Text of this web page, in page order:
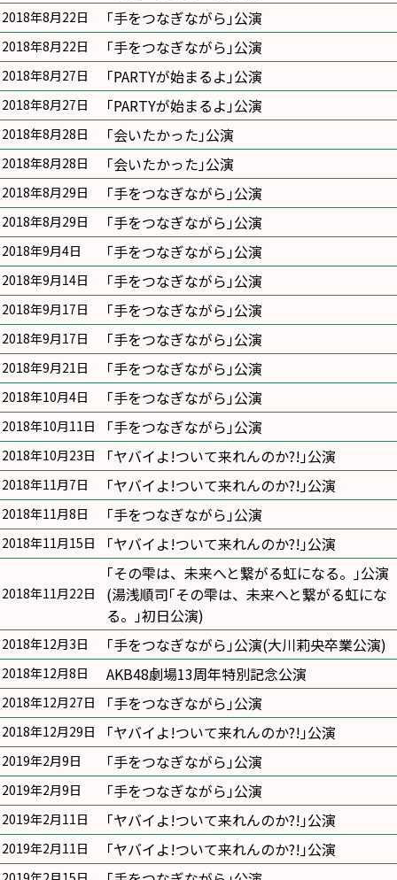
2018年8月22日 ｢手をつなぎながら｣公演
2018年8月22日 ｢手をつなぎながら｣公演
2018年8月27日 ｢PARTYが始まるよ｣公演
2018年8月27日 ｢PARTYが始まるよ｣公演
2018年8月28日 ｢会いたかった｣公演
2018年8月28日 ｢会いたかった｣公演
2018年8月29日 ｢手をつなぎながら｣公演
2018年8月29日 ｢手をつなぎながら｣公演
2018年9月4日 ｢手をつなぎながら｣公演
2018年9月14日 ｢手をつなぎながら｣公演
2018年9月17日 ｢手をつなぎながら｣公演
2018年9月17日 ｢手をつなぎながら｣公演
2018年9月21日 ｢手をつなぎながら｣公演
2018年10月4日 ｢手をつなぎながら｣公演
2018年10月11日 ｢手をつなぎながら｣公演
2018年10月23日 ｢ヤバイよ!ついて来れんのか?!｣公演
2018年11月7日 ｢ヤバイよ!ついて来れんのか?!｣公演
2018年11月8日 ｢手をつなぎながら｣公演
2018年11月15日 ｢ヤバイよ!ついて来れんのか?!｣公演
2018年11月22日
｢その雫は、未来へと繋がる虹になる。｣公演
(湯浅順司｢その雫は、未来へと繋がる虹にな
る。｣初日公演)
2018年12月3日 ｢手をつなぎながら｣公演(大川莉央卒業公演)
2018年12月8日 AKB48劇場13周年特別記念公演
2018年12月27日 ｢手をつなぎながら｣公演
2018年12月29日 ｢ヤバイよ!ついて来れんのか?!｣公演
2019年2月9日 ｢手をつなぎながら｣公演
2019年2月9日 ｢手をつなぎながら｣公演
2019年2月11日 ｢ヤバイよ!ついて来れんのか?!｣公演
2019年2月11日 ｢ヤバイよ!ついて来れんのか?!｣公演